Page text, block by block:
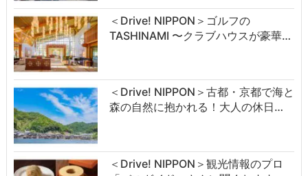
＜Drive! NIPPON＞ゴルフの
TASHINAMI 〜クラブハウスが豪華…
＜Drive! NIPPON＞古都・京都で海と
森の自然に抱かれる！大人の休日…
＜Drive! NIPPON＞観光情報のプロ